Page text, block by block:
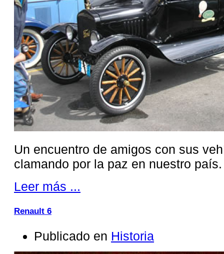
Un encuentro de amigos con sus
clamando por la paz en nuestro país.
Leer más ...
Renault 6
Publicado en Historia